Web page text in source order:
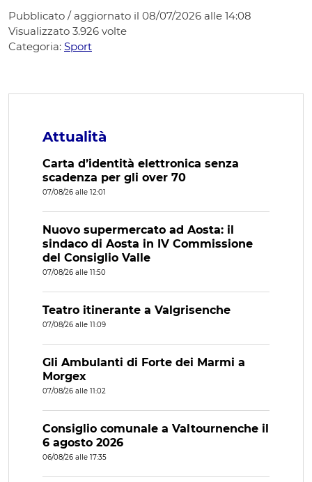
Pubblicato / aggiornato il 08/07/2026 alle 14:08
Visualizzato 3.926 volte
Categoria: Sport
Attualità
Carta d’identità elettronica senza
scadenza per gli over 70
07/08/26 alle 12:01
Nuovo supermercato ad Aosta: il
sindaco di Aosta in IV Commissione
del Consiglio Valle
07/08/26 alle 11:50
Teatro itinerante a Valgrisenche
07/08/26 alle 11:09
Gli Ambulanti di Forte dei Marmi a
Morgex
07/08/26 alle 11:02
Consiglio comunale a Valtournenche il
6 agosto 2026
06/08/26 alle 17:35